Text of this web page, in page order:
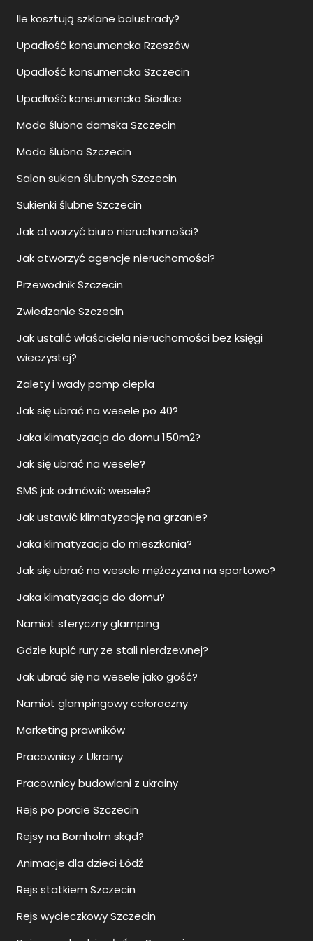
Ile kosztują szklane balustrady?
Upadłość konsumencka Rzeszów
Upadłość konsumencka Szczecin
Upadłość konsumencka Siedlce
Moda ślubna damska Szczecin
Moda ślubna Szczecin
Salon sukien ślubnych Szczecin
Sukienki ślubne Szczecin
Jak otworzyć biuro nieruchomości?
Jak otworzyć agencje nieruchomości?
Przewodnik Szczecin
Zwiedzanie Szczecin
Jak ustalić właściciela nieruchomości bez księgi
wieczystej?
Zalety i wady pomp ciepła
Jak się ubrać na wesele po 40?
Jaka klimatyzacja do domu 150m2?
Jak się ubrać na wesele?
SMS jak odmówić wesele?
Jak ustawić klimatyzację na grzanie?
Jaka klimatyzacja do mieszkania?
Jak się ubrać na wesele mężczyzna na sportowo?
Jaka klimatyzacja do domu?
Namiot sferyczny glamping
Gdzie kupić rury ze stali nierdzewnej?
Jak ubrać się na wesele jako gość?
Namiot glampingowy całoroczny
Marketing prawników
Pracownicy z Ukrainy
Pracownicy budowlani z ukrainy
Rejs po porcie Szczecin
Rejsy na Bornholm skąd?
Animacje dla dzieci Łódź
Rejs statkiem Szczecin
Rejs wycieczkowy Szczecin